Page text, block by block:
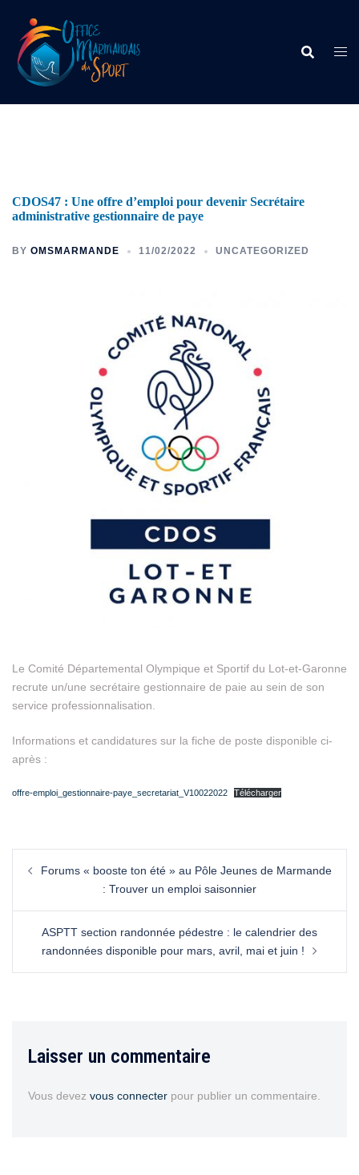
CDOS47 : Une offre d’emploi pour devenir Secrétaire
administrative gestionnaire de paye
BY OMSMARMANDE 11/02/2022 UNCATEGORIZED
Le Comité Départemental Olympique et Sportif du Lot-et-Garonne
recrute un/une secrétaire gestionnaire de paie au sein de son
service professionnalisation.
Informations et candidatures sur la fiche de poste disponible ci-
après :
offre-emploi_gestionnaire-paye_secretariat_V10022022 Télécharger
Forums « booste ton été » au Pôle Jeunes de Marmande
: Trouver un emploi saisonnier
ASPTT section randonnée pédestre : le calendrier des
randonnées disponible pour mars, avril, mai et juin !
Laisser un commentaire
Vous devez vous connecter pour publier un commentaire.